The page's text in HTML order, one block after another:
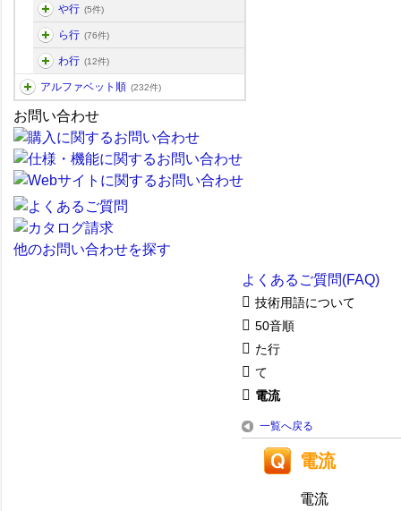
や行 (5件)
ら行 (76件)
わ行 (12件)
アルファベット順 (232件)
お問い合わせ
他のお問い合わせを探す
よくあるご質問(FAQ)
技術用語について
50音順
た行
て
電流
一覧へ戻る
電流
電流